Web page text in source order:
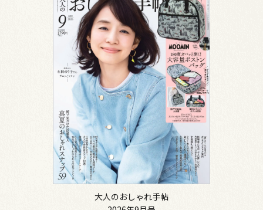
大人のおしゃれ手帖